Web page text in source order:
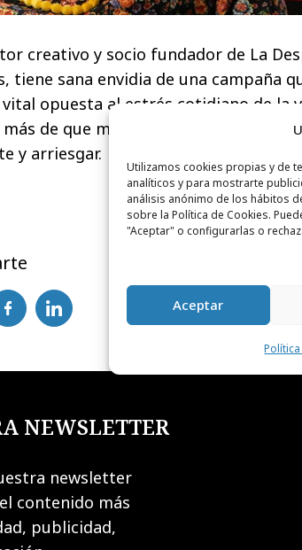
Utilizamos cookies propias y de
analíticos y para mostrarte
análisis anónimo de los hábitos
sobre la Política de Cookies.
"Aceptar" o configurarlas o
Aceptar
creativo y socio fundador de La
tiene sana envidia de una campaña
opuesta al estrés cotidiano de la
de que muchas veces lo más
y arriesgar.
NEWSLETTER
newsletter
contenido más
publicidad,